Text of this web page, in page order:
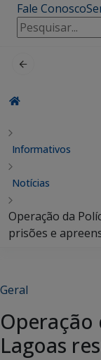
Fale Conosco
Pesquisar
por:
Informativos
Notícias
Operação da
prisões e
Geral
Operação
Lagoas